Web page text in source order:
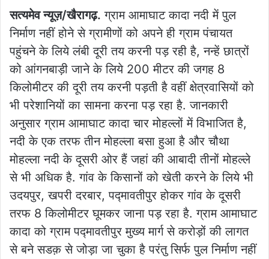
सत्यमेव न्यूज़/खैरागढ़. ग्राम आमाघाट कादा नदी में पुल
निर्माण नहीं होने से ग्रामीणों को अपने ही ग्राम पंचायत
पहुंचने के लिये लंबी दूरी तय करनी पड़ रही है, नन्हें छात्रों
को आंगनबाड़ी जाने के लिये 200 मीटर की जगह 8
किलोमीटर की दूरी तय करनी पड़ती है वहीं क्षेत्रवासियों को
भी परेशानियों का सामना करना पड़ रहा है. जानकारी
अनुसार ग्राम आमाघाट कादा चार मोहल्लों में विभाजित है,
नदी के एक तरफ तीन मोहल्ला बसा हुआ है और चौथा
मोहल्ला नदी के दूसरी ओर हैं जहां की आबादी तीनों मोहल्ले
से भी अधिक है. गांव के किसानों को खेती करने के लिये भी
उदयपुर, खपरी दरबार, पद्मावतीपुर होकर गांव के दूसरी
तरफ 8 किलोमीटर घूमकर जाना पड़ रहा है. ग्राम आमाघाट
कादा को ग्राम पद्मावतीपुर मुख्य मार्ग से करोड़ों की लागत
से बने सडक़ से जोड़ा जा चुका है परंतु सिर्फ पुल निर्माण नहीं